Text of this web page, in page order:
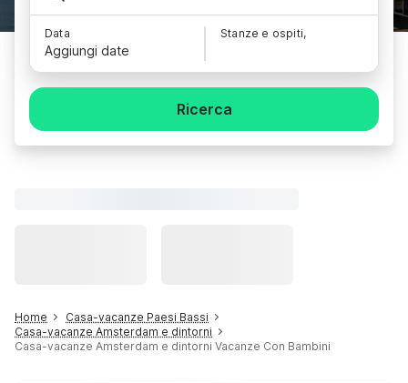
Data
Aggiungi date
Stanze e ospiti,
Ricerca
Home
Casa-vacanze Paesi Bassi
Casa-vacanze Amsterdam e dintorni
Casa-vacanze Amsterdam e dintorni Vacanze Con Bambini